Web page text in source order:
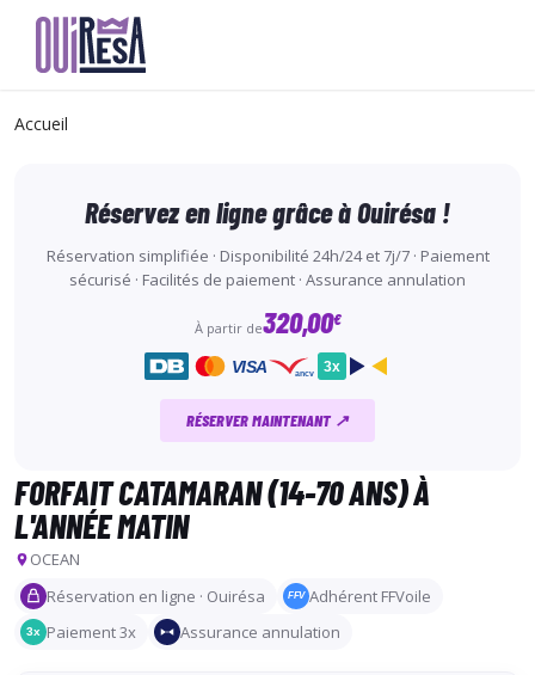
contenu
Accueil
FORFAIT CATAMARAN (14-70 ANS) À
L'ANNÉE MATIN
OCEAN
Réservation en ligne · Ouirésa
FFV Adhérent FFVoile
3x Paiement 3x Assurance annulation
Réservez en ligne grâce à Ouirésa !
Réservation simplifiée · Disponibilité 24h/24 et 7j/7 · Paiement
sécurisé · Facilités de paiement · Assurance annulation
À partir de320,00€
VISA ancv 3x
RÉSERVER MAINTENANT ↗